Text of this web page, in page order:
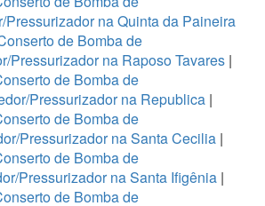
Pressurizador na Quinta da Paineira
de Bomba de
Pressurizador na Raposo Tavares|
de Bomba de
Pressurizador na Republica |
de Bomba de
Pressurizador na Santa Cecilia|
de Bomba de
Pressurizador na Santa Ifigênia |
de Bomba de